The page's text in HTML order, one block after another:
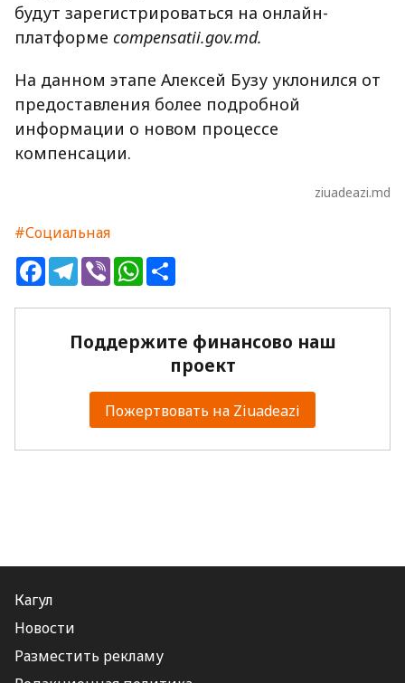
будут зарегистрироваться на онлайн-
платформе compensatii.gov.md.
На данном этапе Алексей Бузу уклонился от
предоставления более подробной
информации о новом процессе
компенсации.
ziuadeazi.md
#Социальная
FacebookTelegram
ViberWhatsApp
Поддержите финансово наш
проект
Пожертвовать на Ziuadeazi
Кагул
Новости
Разместить рекламу